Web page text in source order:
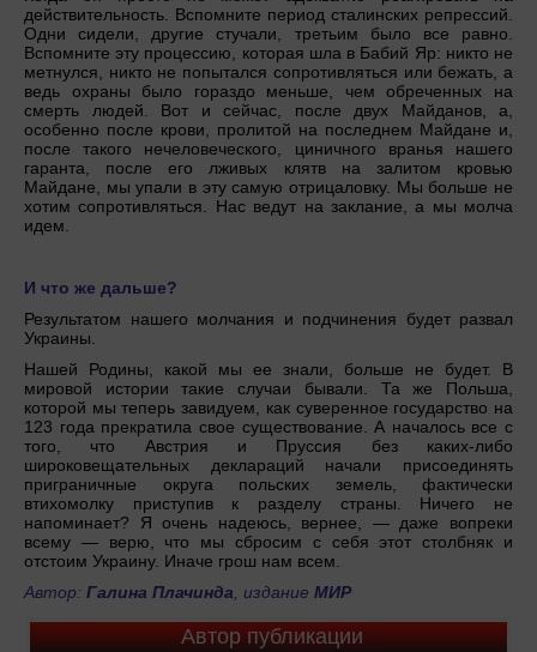
действительность. Вспомните период сталинских репрессий.
Одни сидели, другие стучали, третьим было все равно.
Вспомните эту процессию, которая шла в Бабий Яр: никто не
метнулся, никто не попытался сопротивляться или бежать, а
ведь охраны было гораздо меньше, чем обреченных на
смерть людей. Вот и сейчас, после двух Майданов, а,
особенно после крови, пролитой на последнем Майдане и,
после такого нечеловеческого, циничного вранья нашего
гаранта, после его лживых клятв на залитом кровью
Майдане, мы упали в эту самую отрицаловку. Мы больше не
хотим сопротивляться. Нас ведут на заклание, а мы молча
идем.
И что же дальше?
Результатом нашего молчания и подчинения будет развал
Украины.
Нашей Родины, какой мы ее знали, больше не будет. В
мировой истории такие случаи бывали. Та же Польша,
которой мы теперь завидуем, как суверенное государство на
123 года прекратила свое существование. А началось все с
того, что Австрия и Пруссия без каких-либо
широковещательных деклараций начали присоединять
приграничные округа польских земель, фактически
втихомолку приступив к разделу страны. Ничего не
напоминает? Я очень надеюсь, вернее, — даже вопреки
всему — верю, что мы сбросим с себя этот столбняк и
отстоим Украину. Иначе грош нам всем.
Автор: Галина Плачинда, издание МИР
Автор публикации